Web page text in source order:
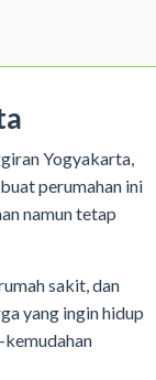
Yogyakarta,
perumahan ini
namun tetap
sakit, dan
yang ingin hidup
kemudahan